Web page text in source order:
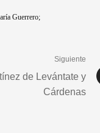
Guerrero;
Siguiente
de Levántate y
Cárdenas